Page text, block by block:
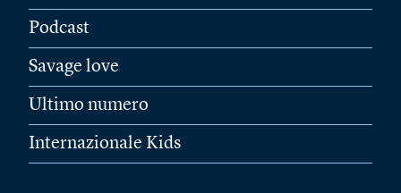
Podcast
Savage love
Ultimo numero
Internazionale Kids